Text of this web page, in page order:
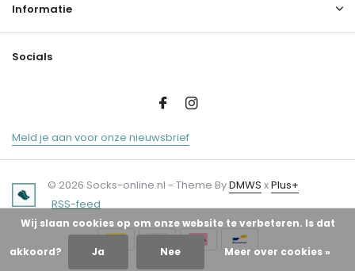
Informatie
Socials
Meld je aan voor onze nieuwsbrief
© 2026 Socks-online.nl - Theme ByDMWS xPlus+
RSS-feed
Wij slaan cookies op om onze website te verbeteren. Is dat
akkoord? Ja Nee Meer over cookies »